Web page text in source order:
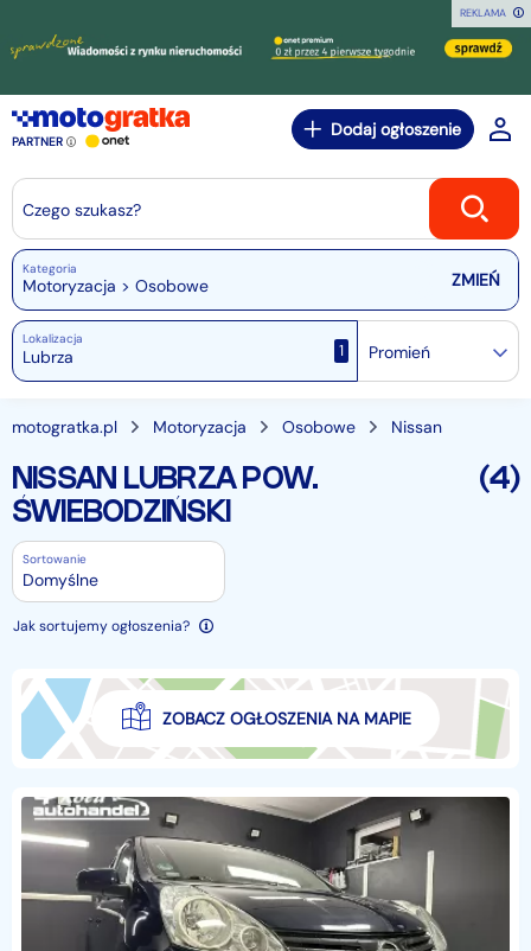
REKLAMA
PARTNER
Dodaj ogłoszenie
Czego szukasz?
Kategoria
Motoryzacja > Osobowe
Lokalizacja
1 Promień
motogratka.pl Motoryzacja Osobowe Nissan
NISSAN LUBRZA POW.
ŚWIEBODZIŃSKI
(4)
Sortowanie
Domyślne
Jak sortujemy ogłoszenia?
ZOBACZ OGŁOSZENIA NA MAPIE